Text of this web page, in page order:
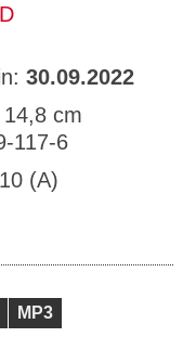
30.09.2022
cm
117-6
(A)
MP3